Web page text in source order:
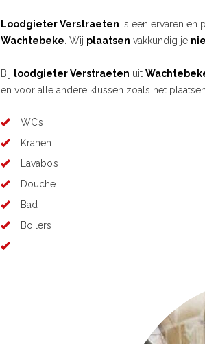
Loodgieter Verstraeten is een ervaren en
Wachtebeke . Wij plaatsen vakkundig je
Bij loodgieter Verstraeten uit
en voor alle andere klussen zoals het
WC’s
Kranen
Lavabo’s
Douche
Bad
Boilers